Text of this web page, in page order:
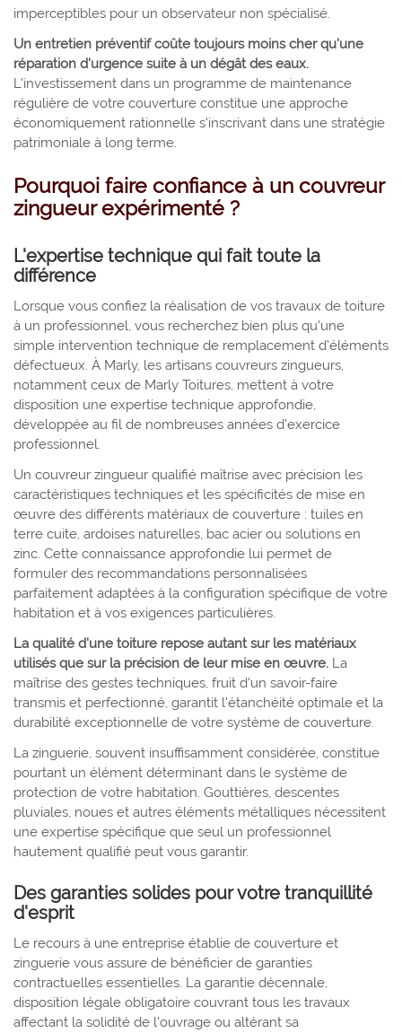
imperceptibles pour un observateur non spécialisé.
Un entretien préventif coûte toujours moins cher qu'une
réparation d'urgence suite à un dégât des eaux.
L'investissement dans un programme de maintenance
régulière de votre couverture constitue une approche
économiquement rationnelle s'inscrivant dans une stratégie
patrimoniale à long terme.
Pourquoi faire confiance à un couvreur
zingueur expérimenté ?
L'expertise technique qui fait toute la
différence
Lorsque vous confiez la réalisation de vos travaux de toiture
à un professionnel, vous recherchez bien plus qu'une
simple intervention technique de remplacement d'éléments
défectueux. À Marly, les artisans couvreurs zingueurs,
notamment ceux de Marly Toitures, mettent à votre
disposition une expertise technique approfondie,
développée au fil de nombreuses années d'exercice
professionnel.
Un couvreur zingueur qualifié maîtrise avec précision les
caractéristiques techniques et les spécificités de mise en
œuvre des différents matériaux de couverture : tuiles en
terre cuite, ardoises naturelles, bac acier ou solutions en
zinc. Cette connaissance approfondie lui permet de
formuler des recommandations personnalisées
parfaitement adaptées à la configuration spécifique de votre
habitation et à vos exigences particulières.
La qualité d'une toiture repose autant sur les matériaux
utilisés que sur la précision de leur mise en œuvre. La
maîtrise des gestes techniques, fruit d'un savoir-faire
transmis et perfectionné, garantit l'étanchéité optimale et la
durabilité exceptionnelle de votre système de couverture.
La zinguerie, souvent insuffisamment considérée, constitue
pourtant un élément déterminant dans le système de
protection de votre habitation. Gouttières, descentes
pluviales, noues et autres éléments métalliques nécessitent
une expertise spécifique que seul un professionnel
hautement qualifié peut vous garantir.
Des garanties solides pour votre tranquillité
d'esprit
Le recours à une entreprise établie de couverture et
zinguerie vous assure de bénéficier de garanties
contractuelles essentielles. La garantie décennale,
disposition légale obligatoire couvrant tous les travaux
affectant la solidité de l'ouvrage ou altérant sa